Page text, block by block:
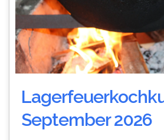
September 2026